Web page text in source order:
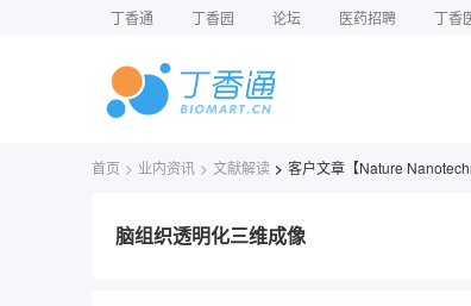
丁香通 丁香园 论坛 医药招聘 丁香
首页 > 业内资讯 > 文献解读 > 客户文章【Nature
脑组织透明化三维成像